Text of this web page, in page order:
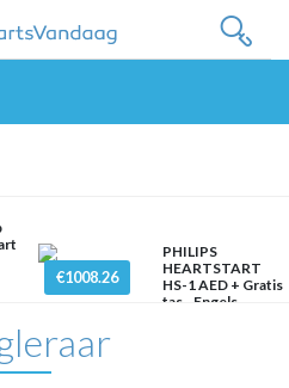
€1008.26
PHILIPS
HEARTSTART
HS-1 AED + Gratis
tas - Engels